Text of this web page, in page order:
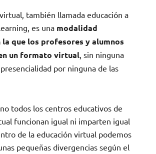
también llamada educación a
es una modalidad
que los profesores y alumnos
un formato virtual , sin ninguna
por ninguna de las
todos los centros educativos de
funcionan igual ni imparten igual
de la educación virtual podemos
pequeñas divergencias según el